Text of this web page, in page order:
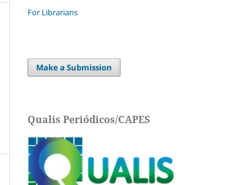
For Librarians
Make a Submission
Qualis Periódicos/CAPES